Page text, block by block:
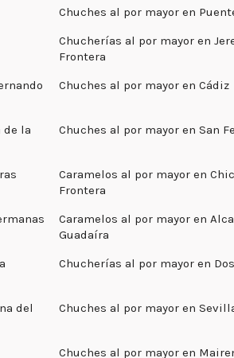
Chuches al por mayor en
Chucherías al por mayor en
Frontera
Chuches al por mayor en Cádiz
de la
Chuches al por mayor en San
Caramelos al por mayor en
Frontera
Caramelos al por mayor en
Guadaíra
Chucherías al por mayor en
del
Chuches al por mayor en
Chuches al por mayor en